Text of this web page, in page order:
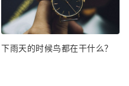
下雨天的时候鸟都在干什么？